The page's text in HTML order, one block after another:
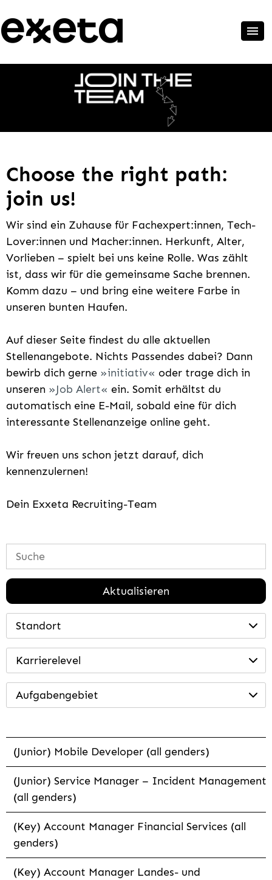
Choose the right path:
join us!
Wir sind ein Zuhause für Fachexpert:innen, Tech-
Lover:innen und Macher:innen. Herkunft, Alter,
Vorlieben – spielt bei uns keine Rolle. Was zählt
ist, dass wir für die gemeinsame Sache brennen.
Komm dazu – und bring eine weitere Farbe in
unseren bunten Haufen.
Auf dieser Seite findest du alle aktuellen
Stellenangebote. Nichts Passendes dabei? Dann
bewirb dich gerne
initiativ
oder trage dich in
unseren
Job Alert
ein. Somit erhältst du
automatisch eine E-Mail, sobald eine für dich
interessante Stellenanzeige online geht.
Wir freuen uns schon jetzt darauf, dich
kennenzulernen!
Dein Exxeta Recruiting-Team
Aktualisieren
Standort
Karrierelevel
Aufgabengebiet
(Junior) Mobile Developer (all genders)
(Junior) Service Manager – Incident Management
(all genders)
(Key) Account Manager Financial Services (all
genders)
(Key) Account Manager Landes- und